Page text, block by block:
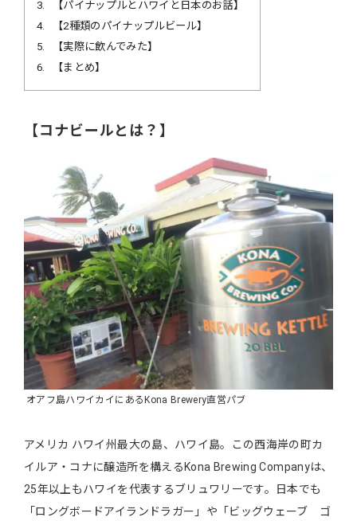
3
【パイナップルとハワイと日本のお話】
4
【2種類のパイナップルビール】
5
【実際に飲んでみた】
6
【まとめ】
【コナビールとは？】
オアフ島ハワイカイにあるKona Brewery直営パブ
アメリカ ハワイ州最大の島、ハワイ島。この西海岸の町カ
イルア・コナに醸造所を構えるKona Brewing Companyは、
25年以上もハワイを代表するブリュワリーです。日本でも
「ロングボードアイランドラガー」や「ビッグウェーブ ゴ